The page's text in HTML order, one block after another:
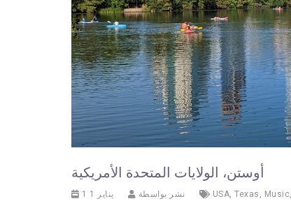
أوستن، الولايات المتحدة الأمريكية
1 يناير 1 نشر بواسطة USA, Texas , Music,